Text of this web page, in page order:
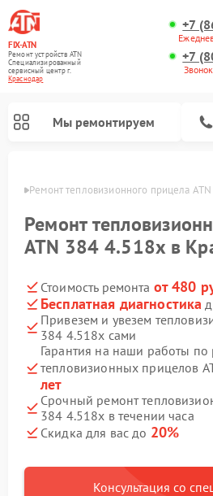
FIX-ATN
Ремонт устройств ATN
Специализированный
cервисный центр г.
Краснодар
+7
+7
Мы ремонтируем
Ремонт тепловизионного прицела
Ремонт
ATN 384 4.518x в
Стоимость ремонта от 480
Бесплатная диагностика
Привезем и увезем
384 4.518x сами
Гарантия на наши работы по
тепловизионных прицелов
лет
Срочный ремонт
384 4.518x в течении часа
Скидка для вас до 20%
Консультация со